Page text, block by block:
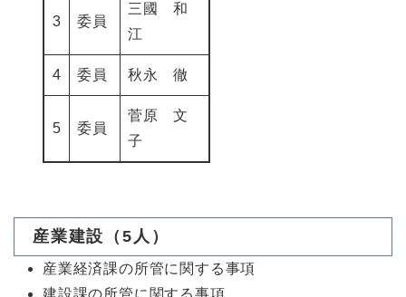
3 委員
三國 和
江
4 委員 秋永 徹
5 委員
菅原 文
子
産業建設（5人）
産業経済課の所管に関する事項
建設課の所管に関する事項